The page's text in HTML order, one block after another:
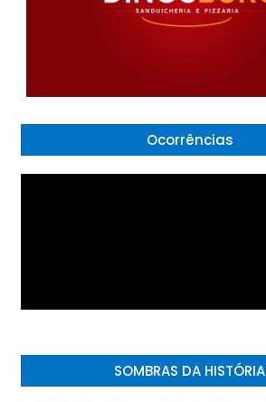
Ocorrências
SOMBRAS DA HISTÓRIA